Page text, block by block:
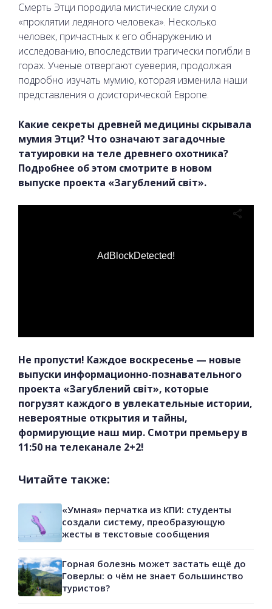
Смерть Этци породила мистические слухи о
«проклятии ледяного человека». Несколько
человек, причастных к его обнаружению и
исследованию, впоследствии трагически погибли в
горах. Ученые отвергают суеверия, продолжая
подробно изучать мумию, которая изменила наши
представления о доисторической Европе.
Какие секреты древней медицины скрывала
мумия Этци? Что означают загадочные
татуировки на теле древнего охотника?
Подробнее об этом смотрите в новом
выпуске проекта «Загублений світ».
AdBlockDetected!
Не пропусти! Каждое воскресенье — новые
выпуски информационно-познавательного
проекта «Загублений світ», которые
погрузят каждого в увлекательные истории,
невероятные открытия и тайны,
формирующие наш мир. Смотри премьеру в
11:50 на телеканале 2+2!
Читайте также:
«Умная» перчатка из КПИ: студенты
создали систему, преобразующую
жесты в текстовые сообщения
Горная болезнь может застать ещё до
Говерлы: о чём не знает большинство
туристов?